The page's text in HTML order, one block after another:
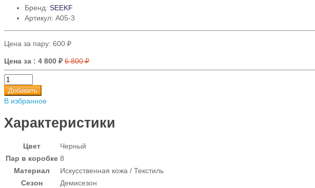
Бренд: SEEKF
Артикул: A05-3
Цена за пару: 600 ₽
Цена за : 4 800 ₽ 6 800 ₽
Добавить
В избранное
Характеристики
Цвет
Черный
Пар в коробке 8
Материал
Искусственная кожа / Текстиль
Сезон
Демисезон